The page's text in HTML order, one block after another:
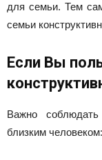
для семьи. Тем
семьи
Если Вы
Важно
близким человеком: